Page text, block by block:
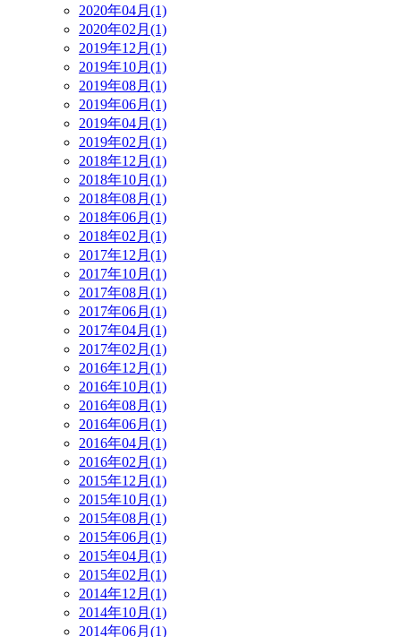
2020年04月(1)
2020年02月(1)
2019年12月(1)
2019年10月(1)
2019年08月(1)
2019年06月(1)
2019年04月(1)
2019年02月(1)
2018年12月(1)
2018年10月(1)
2018年08月(1)
2018年06月(1)
2018年02月(1)
2017年12月(1)
2017年10月(1)
2017年08月(1)
2017年06月(1)
2017年04月(1)
2017年02月(1)
2016年12月(1)
2016年10月(1)
2016年08月(1)
2016年06月(1)
2016年04月(1)
2016年02月(1)
2015年12月(1)
2015年10月(1)
2015年08月(1)
2015年06月(1)
2015年04月(1)
2015年02月(1)
2014年12月(1)
2014年10月(1)
2014年06月(1)